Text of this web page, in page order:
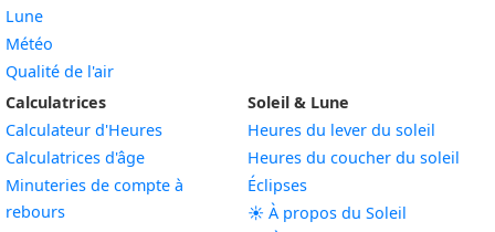
Lune
Météo
Qualité de l'air
Calculatrices
Calculateur d'Heures
Calculatrices d'âge
Minuteries de compte à
rebours
Soleil & Lune
Heures du lever du soleil
Heures du coucher du soleil
Éclipses
☀️ À propos du Soleil